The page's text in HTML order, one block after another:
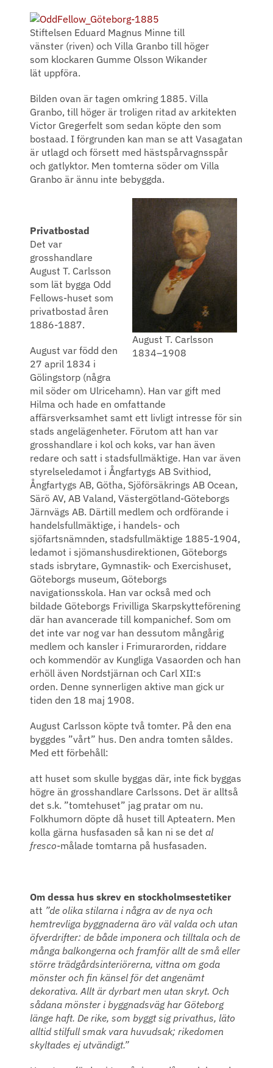
Stiftelsen Eduard Magnus Minne till
vänster (riven) och Villa Granbo till höger
som klockaren Gumme Olsson Wikander
lät uppföra.
Bilden ovan är tagen omkring 1885. Villa
Granbo, till höger är troligen ritad av arkitekten
Victor Gregerfelt som sedan köpte den som
bostaad. I förgrunden kan man se att Vasagatan
är utlagd och försett med hästspårvagnsspår
och gatlyktor. Men tomterna söder om Villa
Granbo är ännu inte bebyggda.
August T. Carlsson
1834–1908
Privatbostad
Det var
grosshandlare
August T. Carlsson
som lät bygga Odd
Fellows-huset som
privatbostad åren
1886-1887.
August var född den
27 april 1834 i
Gölingstorp (några
mil söder om Ulricehamn). Han var gift med
Hilma och hade en omfattande
affärsverksamhet samt ett livligt intresse för sin
stads angelägenheter. Förutom att han var
grosshandlare i kol och koks, var han även
redare och satt i stadsfullmäktige. Han var även
styrelseledamot i Ångfartygs AB Svithiod,
Ångfartygs AB, Götha, Sjöförsäkrings AB Ocean,
Särö AV, AB Valand, Västergötland-Göteborgs
Järnvägs AB. Därtill medlem och ordförande i
handelsfullmäktige, i handels- och
sjöfartsnämnden, stadsfullmäktige 1885-1904,
ledamot i sjömanshusdirektionen, Göteborgs
stads isbrytare, Gymnastik- och Exercishuset,
Göteborgs museum, Göteborgs
navigationsskola. Han var också med och
bildade Göteborgs Frivilliga Skarpskytteförening
där han avancerade till kompanichef. Som om
det inte var nog var han dessutom mångårig
medlem och kansler i Frimurarorden, riddare
och kommendör av Kungliga Vasaorden och han
erhöll även Nordstjärnan och Carl XII:s
orden. Denne synnerligen aktive man gick ur
tiden den 18 maj 1908.
August Carlsson köpte två tomter. På den ena
byggdes ”vårt” hus. Den andra tomten såldes.
Med ett förbehåll:
att huset som skulle byggas där, inte fick byggas
högre än grosshandlare Carlssons. Det är alltså
det s.k. ”tomtehuset” jag pratar om nu.
Folkhumorn döpte då huset till Apteatern. Men
kolla gärna husfasaden så kan ni se detal
fresco-målade tomtarna på husfasaden.
Om dessa hus skrev en stockholmsestetiker
att ”de olika stilarna i några av de nya och
hemtrevliga byggnaderna äro väl valda och utan
öfverdrifter: de både imponera och tilltala och de
många balkongerna och framför allt de små eller
större trädgårdsinteriörerna, vittna om goda
mönster och fin känsel för det angenämt
dekorativa. Allt är dyrbart men utan skryt. Och
sådana mönster i byggnadsväg har Göteborg
länge haft. De rike, som byggt sig privathus, läto
alltid stilfull smak vara huvudsak; rikedomen
skyltades ej utvändigt.”